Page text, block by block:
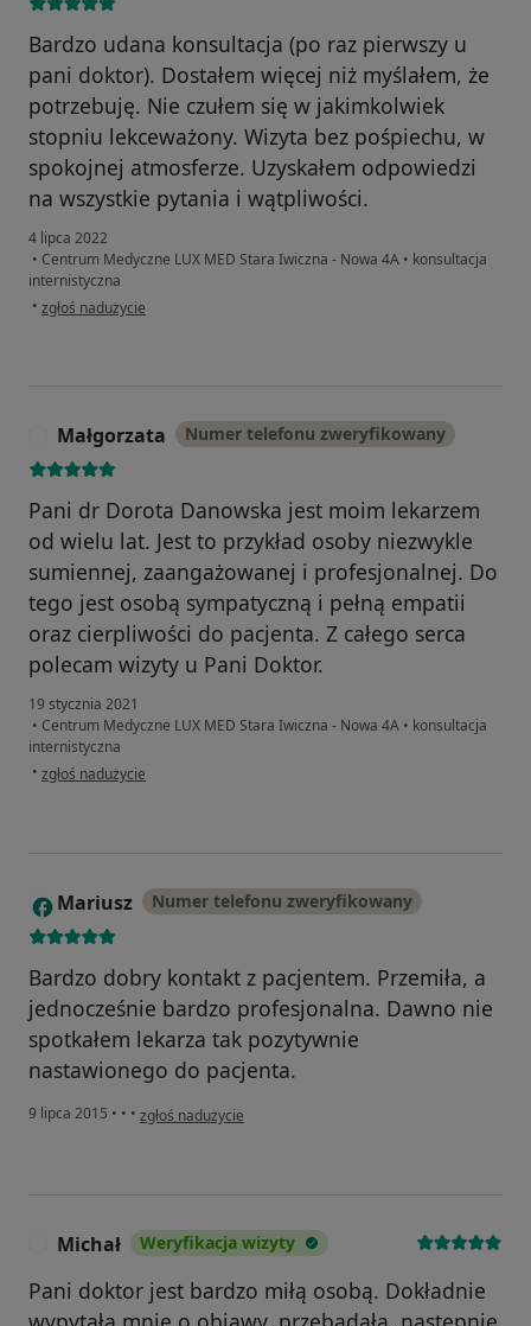
Bardzo udana konsultacja (po raz pierwszy u
pani doktor). Dostałem więcej niż myślałem, że
potrzebuję. Nie czułem się w jakimkolwiek
stopniu lekceważony. Wizyta bez pośpiechu, w
spokojnej atmosferze. Uzyskałem odpowiedzi
na wszystkie pytania i wątpliwości.
4 lipca 2022
• Centrum Medyczne LUX MED Stara Iwiczna - Nowa 4A • konsultacja
internistyczna
• w opinii użytkownika Tomasz G.
zgłoś nadużycie
Małgorzata Numer telefonu zweryfikowany
Pani dr Dorota Danowska jest moim lekarzem
od wielu lat. Jest to przykład osoby niezwykle
sumiennej, zaangażowanej i profesjonalnej. Do
tego jest osobą sympatyczną i pełną empatii
oraz cierpliwości do pacjenta. Z całego serca
polecam wizyty u Pani Doktor.
19 stycznia 2021
• Centrum Medyczne LUX MED Stara Iwiczna - Nowa 4A • konsultacja
internistyczna
• w opinii użytkownika Małgorzata
zgłoś nadużycie
M Mariusz Numer telefonu zweryfikowany
Bardzo dobry kontakt z pacjentem. Przemiła, a
jednocześnie bardzo profesjonalna. Dawno nie
spotkałem lekarza tak pozytywnie
nastawionego do pacjenta.
9 lipca 2015 • • • w opinii użytkownika Mariusz
zgłoś nadużycie
Michał Weryfikacja wizyty
Pani doktor jest bardzo miłą osobą. Dokładnie